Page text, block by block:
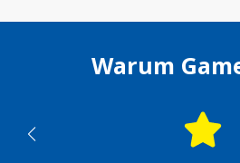
Warum